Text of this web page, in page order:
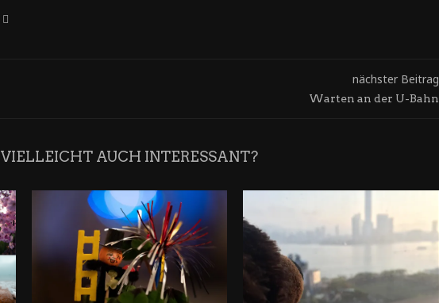
nächster Beitrag
Warten an der U-Bahn
VIELLEICHT AUCH INTERESSANT?